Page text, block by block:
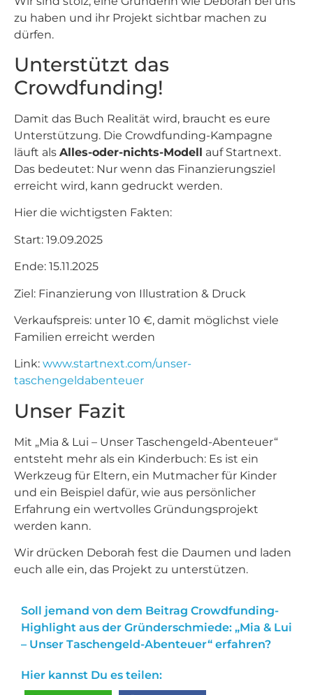
zu haben und ihr Projekt sichtbar machen zu
dürfen.
Unterstützt das
Crowdfunding!
Damit das Buch Realität wird, braucht es eure
Unterstützung. Die Crowdfunding-Kampagne
läuft als Alles-oder-nichts-Modell auf Startnext.
Das bedeutet: Nur wenn das Finanzierungsziel
erreicht wird, kann gedruckt werden.
Hier die wichtigsten Fakten:
Start: 19.09.2025
Ende: 15.11.2025
Ziel: Finanzierung von Illustration & Druck
Verkaufspreis: unter 10 €, damit möglichst viele
Familien erreicht werden
Link: www.startnext.com/unser-
taschengeldabenteuer
Unser Fazit
Mit „Mia & Lui – Unser Taschengeld-Abenteuer“
entsteht mehr als ein Kinderbuch: Es ist ein
Werkzeug für Eltern, ein Mutmacher für Kinder
und ein Beispiel dafür, wie aus persönlicher
Erfahrung ein wertvolles Gründungsprojekt
werden kann.
Wir drücken Deborah fest die Daumen und laden
euch alle ein, das Projekt zu unterstützen.
Soll jemand von dem Beitrag Crowdfunding-
Highlight aus der Gründerschmiede: „Mia & Lui
– Unser Taschengeld-Abenteuer“ erfahren?
Hier kannst Du es teilen: